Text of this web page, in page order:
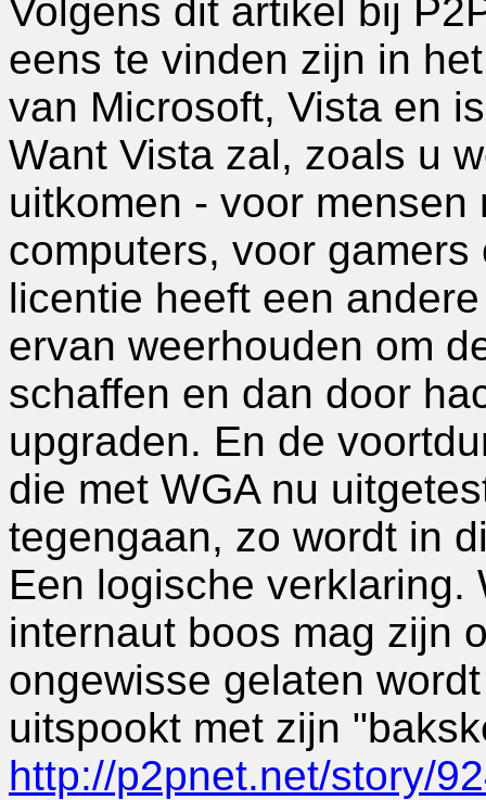
Volgens dit artikel bij
eens te vinden zijn in
van Microsoft, Vista en
Want Vista zal, zoals u
uitkomen - voor
computers, voor
licentie heeft een
ervan weerhouden om
schaffen en dan door
upgraden. En de
die met WGA nu
tegengaan, zo wordt in
Een logische verklaring.
internaut boos mag zijn
ongewisse gelaten
uitspookt met zijn
http://p2pnet.net/story/